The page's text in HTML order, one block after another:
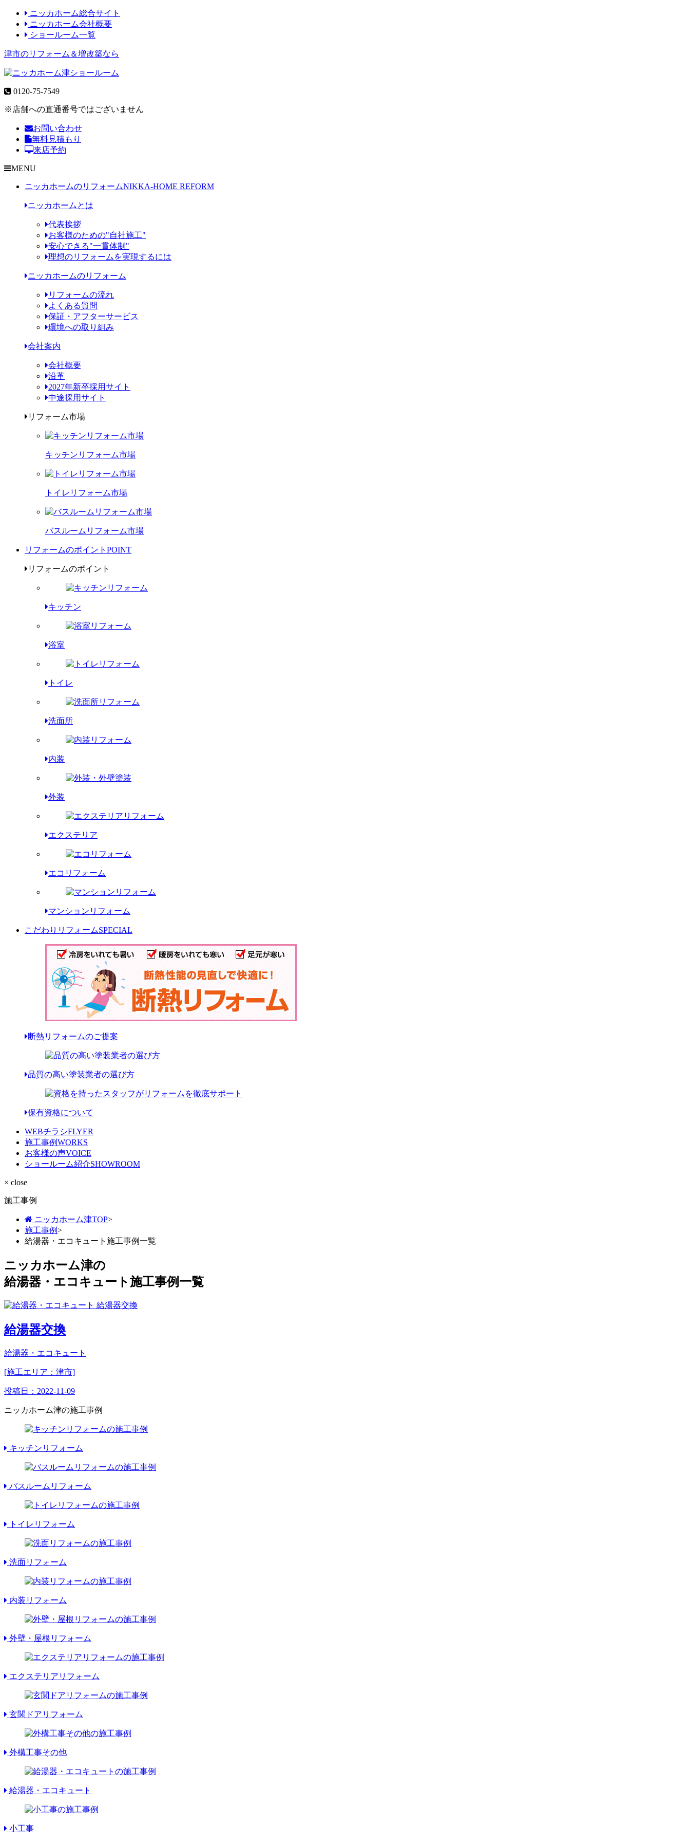
ニッカホーム総合サイト
ニッカホーム会社概要
ショールーム一覧
津市のリフォーム＆増改築なら
0120-75-7549
※店舗への直通番号ではございません
お問い合わせ
無料見積もり
来店予約
MENU
ニッカホームのリフォームNIKKA-HOME REFORM
ニッカホームとは
代表挨拶
お客様のための"自社施工"
安心できる"一貫体制"
理想のリフォームを実現するには
ニッカホームのリフォーム
リフォームの流れ
よくある質問
保証・アフターサービス
環境への取り組み
会社案内
会社概要
沿革
2027年新卒採用サイト
中途採用サイト
リフォーム市場
キッチンリフォーム市場
トイレリフォーム市場
バスルームリフォーム市場
リフォームのポイント POINT
リフォームのポイント
キッチン
浴室
トイレ
洗面所
内装
外装
エクステリア
エコリフォーム
マンションリフォーム
こだわりリフォームSPECIAL
断熱リフォームのご提案
品質の高い塗装業者の選び方
保有資格について
WEBチラシFLYER
施工事例WORKS
お客様の声VOICE
ショールーム紹介SHOWROOM
× close
施工事例
ニッカホーム津TOP>
施工事例>
給湯器・エコキュート施工事例一覧
ニッカホーム津の
給湯器・エコキュート施工事例一覧
給湯器交換
給湯器・エコキュート
[施工エリア：津市]
投稿日： 2022-11-09
ニッカホーム津の施工事例
キッチンリフォーム
バスルームリフォーム
トイレリフォーム
洗面リフォーム
内装リフォーム
外壁・屋根リフォーム
エクステリアリフォーム
玄関ドアリフォーム
外構工事その他
給湯器・エコキュート
小工事